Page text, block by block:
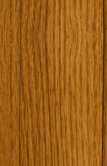
Открит музей